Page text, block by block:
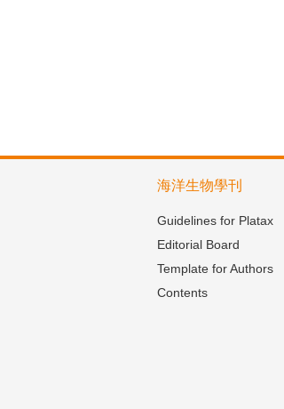
海洋生物學刊
Guidelines for Platax
Editorial Board
Template for Authors
Contents